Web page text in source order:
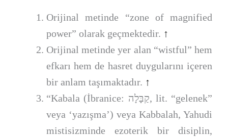
Orijinal metinde “zone of magnified
power” olarak geçmektedir. ↑
Orijinal metinde yer alan “wistful” hem
efkarı hem de hasret duygularını içeren
bir anlam taşımaktadır. ↑
“Kabala (İbranice: קַבָּלָה‎, lit. “gelenek”
veya ‘yazışma’) veya Kabbalah, Yahudi
mistisizminde ezoterik bir disiplin,